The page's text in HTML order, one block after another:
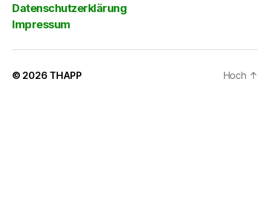
Datenschutzerklärung
Impressum
© 2026 THAPP Hoch ↑